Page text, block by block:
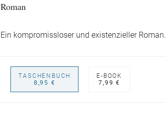
Roman
Ein kompromissloser und existenzieller Roman.
TASCHENBUCH
8,95 €
E-BOOK
7,99 €